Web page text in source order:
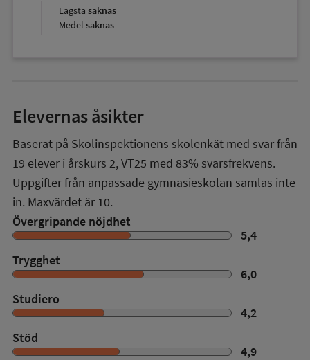
Lägsta saknas
Medel saknas
Elevernas åsikter
Baserat på Skolinspektionens skolenkät med svar från
19 elever i årskurs 2,VT25 med 83% svarsfrekvens.
Uppgifter från anpassade gymnasieskolan samlas inte
in. Maxvärdet är 10.
Övergripande nöjdhet
5,4
Trygghet
6,0
Studiero
4,2
Stöd
4,9